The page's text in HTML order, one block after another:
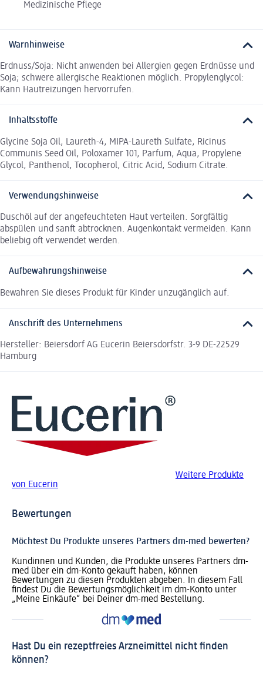
Medizinische Pflege
Warnhinweise
Erdnuss/Soja: Nicht anwenden bei Allergien gegen Erdnüsse und
Soja; schwere allergische Reaktionen möglich. Propylenglycol:
Kann Hautreizungen hervorrufen.
Inhaltsstoffe
Glycine Soja Oil, Laureth-4, MIPA-Laureth Sulfate, Ricinus
Communis Seed Oil, Poloxamer 101, Parfum, Aqua, Propylene
Glycol, Panthenol, Tocopherol, Citric Acid, Sodium Citrate.
Verwendungshinweise
Duschöl auf der angefeuchteten Haut verteilen. Sorgfältig
abspülen und sanft abtrocknen. Augenkontakt vermeiden. Kann
beliebig oft verwendet werden.
Aufbewahrungshinweise
Bewahren Sie dieses Produkt für Kinder unzugänglich auf.
Anschrift des Unternehmens
Hersteller: Beiersdorf AG Eucerin Beiersdorfstr. 3-9 DE-22529
Hamburg
Weitere Produkte
von Eucerin
Bewertungen
Möchtest Du Produkte unseres Partners dm-med bewerten?
Kundinnen und Kunden, die Produkte unseres Partners dm-
med über ein dm-Konto gekauft haben, können
Bewertungen zu diesen Produkten abgeben. In diesem Fall
findest Du die Bewertungsmöglichkeit im dm-Konto unter
„Meine Einkäufe“ bei Deiner dm-med Bestellung.
Hast Du ein rezeptfreies Arzneimittel nicht finden
können?